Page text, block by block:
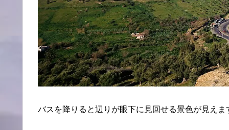
バスを降りると辺りが眼下に見回せる景色が見えま